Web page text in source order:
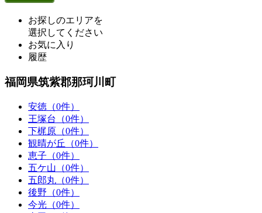
お探しのエリアを
選択してください
お気に入り
履歴
福岡県筑紫郡那珂川町
安徳（0件）
王塚台（0件）
下梶原（0件）
観晴が丘（0件）
恵子（0件）
五ケ山（0件）
五郎丸（0件）
後野（0件）
今光（0件）